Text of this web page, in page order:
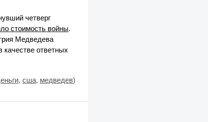
четверг
стоимость войны.
Медведева
ответных
, сша, медведев)